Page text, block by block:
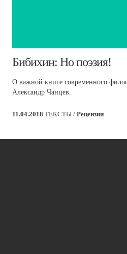
Бибихин: Но поэзия!
О важной книге современного
Александр Чанцев.
11.04.2018 ТЕКСТЫ / Рецензии